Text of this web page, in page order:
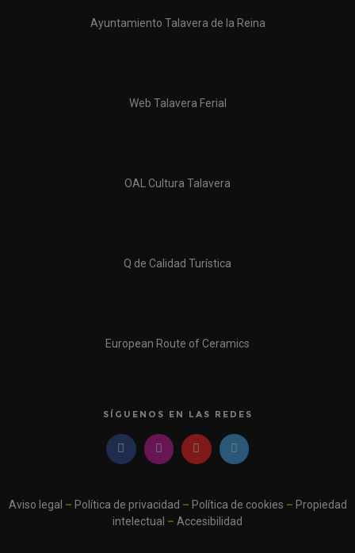
Ayuntamiento Talavera de la Reina
Web Talavera Ferial
OAL Cultura Talavera
Q de Calidad Turística
European Route of Ceramics
SÍGUENOS EN LAS REDES
Aviso legal – Política de privacidad – Política de cookies – Propiedad
intelectual – Accesibilidad